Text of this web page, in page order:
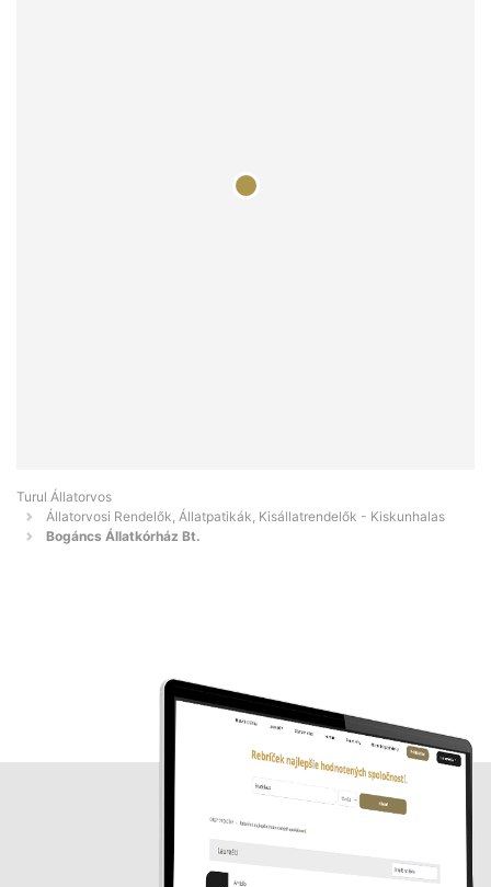
Turul Állatorvos
Állatorvosi Rendelők, Állatpatikák, Kisállatrendelők - Kiskunhalas
Bogáncs Állatkórház Bt.